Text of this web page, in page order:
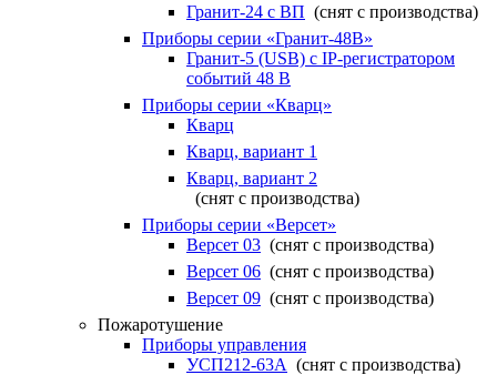
Гранит-24 с ВП (снят с производства)
Приборы серии «Гранит-48В»
Гранит-5 (USB) c IP-регистратором
событий 48 В
Приборы серии «Кварц»
Кварц
Кварц, вариант 1
Кварц, вариант 2
(снят с производства)
Приборы серии «Версет»
Версет 03 (снят с производства)
Версет 06 (снят с производства)
Версет 09 (снят с производства)
Пожаротушение
Приборы управления
УСП212-63А (снят с производства)